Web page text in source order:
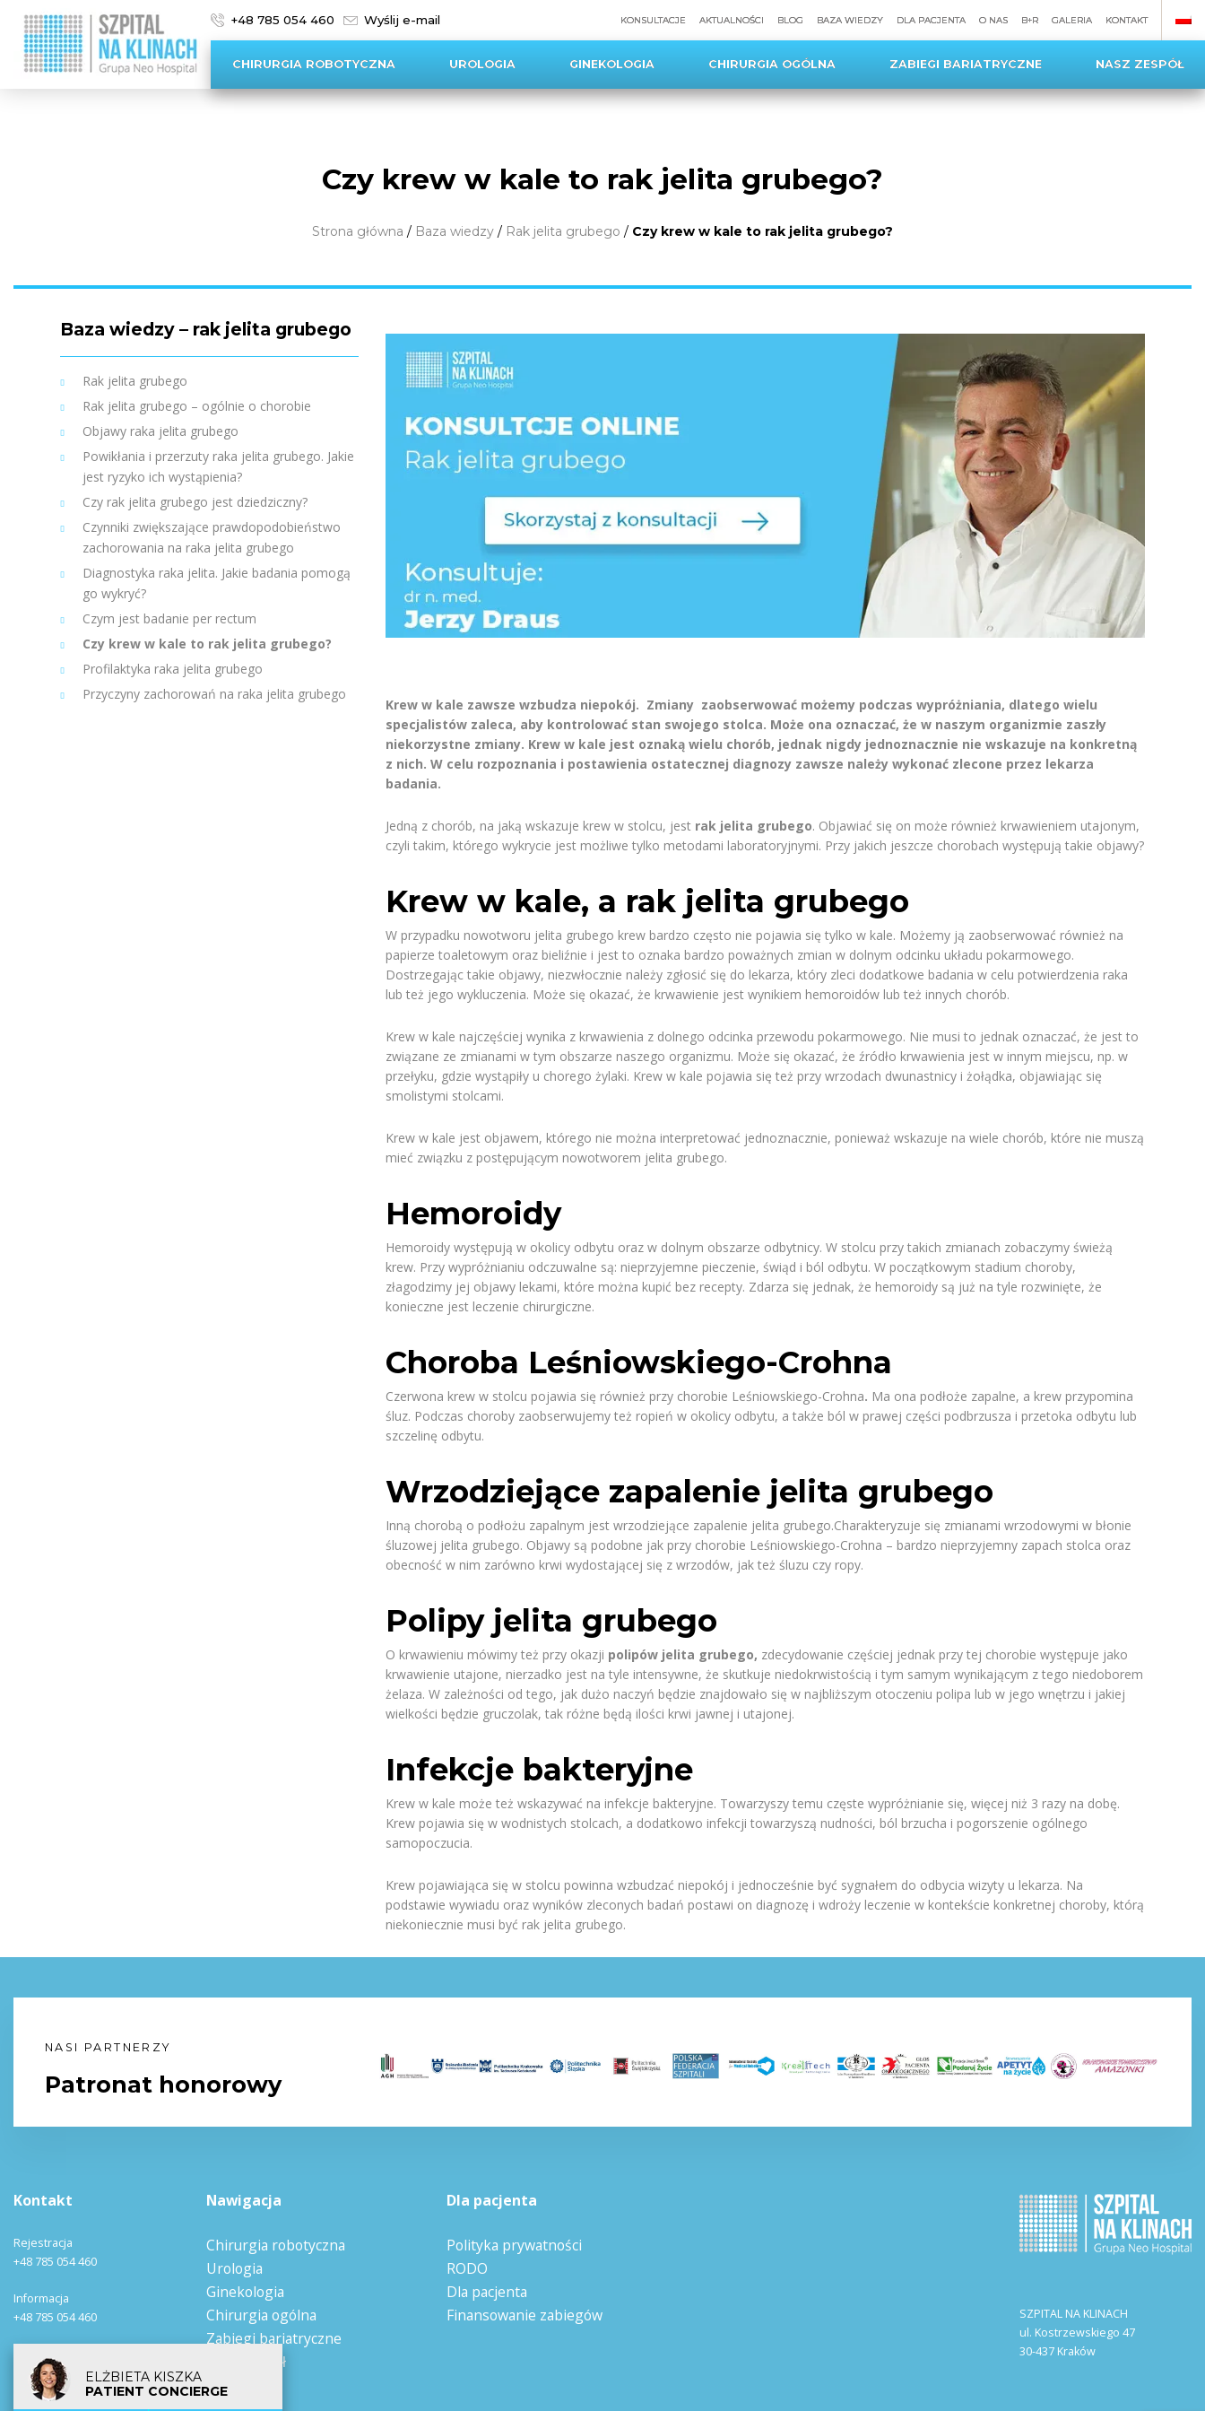
+48 785 054 460 Wyślij e-mail KONSULTACJE AKTUALNOŚCI BLOG BAZA WIEDZY DLA PACJENTA O NAS B+R GALERIA KONTAKT
CHIRURGIA ROBOTYCZNA UROLOGIA GINEKOLOGIA CHIRURGIA OGÓLNA ZABIEGI BARIATRYCZNE NASZ ZESPÓŁ
Czy krew w kale to rak jelita grubego?
Strona główna / Baza wiedzy / Rak jelita grubego / Czy krew w kale to rak jelita grubego?
Baza wiedzy – rak jelita grubego
Rak jelita grubego
Rak jelita grubego – ogólnie o chorobie
Objawy raka jelita grubego
Powikłania i przerzuty raka jelita grubego. Jakie
jest ryzyko ich wystąpienia?
Czy rak jelita grubego jest dziedziczny?
Czynniki zwiększające prawdopodobieństwo
zachorowania na raka jelita grubego
Diagnostyka raka jelita. Jakie badania pomogą
go wykryć?
Czym jest badanie per rectum
Czy krew w kale to rak jelita grubego?
Profilaktyka raka jelita grubego
Przyczyny zachorowań na raka jelita grubego
Krew w kale zawsze wzbudza niepokój. Zmiany zaobserwować możemy podczas wypróżniania, dlatego wielu
specjalistów zaleca, aby kontrolować stan swojego stolca. Może ona oznaczać, że w naszym organizmie zaszły
niekorzystne zmiany. Krew w kale jest oznaką wielu chorób, jednak nigdy jednoznacznie nie wskazuje na konkretną
z nich. W celu rozpoznania i postawienia ostatecznej diagnozy zawsze należy wykonać zlecone przez lekarza
badania.
Jedną z chorób, na jaką wskazuje krew w stolcu, jest rak jelita grubego. Objawiać się on może również krwawieniem utajonym,
czyli takim, którego wykrycie jest możliwe tylko metodami laboratoryjnymi. Przy jakich jeszcze chorobach występują takie objawy?
Krew w kale, a rak jelita grubego
W przypadku nowotworu jelita grubego krew bardzo często nie pojawia się tylko w kale. Możemy ją zaobserwować również na
papierze toaletowym oraz bieliźnie i jest to oznaka bardzo poważnych zmian w dolnym odcinku układu pokarmowego.
Dostrzegając takie objawy, niezwłocznie należy zgłosić się do lekarza, który zleci dodatkowe badania w celu potwierdzenia raka
lub też jego wykluczenia. Może się okazać, że krwawienie jest wynikiem hemoroidów lub też innych chorób.
Krew w kale najczęściej wynika z krwawienia z dolnego odcinka przewodu pokarmowego. Nie musi to jednak oznaczać, że jest to
związane ze zmianami w tym obszarze naszego organizmu. Może się okazać, że źródło krwawienia jest w innym miejscu, np. w
przełyku, gdzie wystąpiły u chorego żylaki. Krew w kale pojawia się też przy wrzodach dwunastnicy i żołądka, objawiając się
smolistymi stolcami.
Krew w kale jest objawem, którego nie można interpretować jednoznacznie, ponieważ wskazuje na wiele chorób, które nie muszą
mieć związku z postępującym nowotworem jelita grubego.
Hemoroidy
Hemoroidy występują w okolicy odbytu oraz w dolnym obszarze odbytnicy. W stolcu przy takich zmianach zobaczymy świeżą
krew. Przy wypróżnianiu odczuwalne są: nieprzyjemne pieczenie, świąd i ból odbytu. W początkowym stadium choroby,
złagodzimy jej objawy lekami, które można kupić bez recepty. Zdarza się jednak, że hemoroidy są już na tyle rozwinięte, że
konieczne jest leczenie chirurgiczne.
Choroba Leśniowskiego-Crohna
Czerwona krew w stolcu pojawia się również przy chorobie Leśniowskiego-Crohna. Ma ona podłoże zapalne, a krew przypomina
śluz. Podczas choroby zaobserwujemy też ropień w okolicy odbytu, a także ból w prawej części podbrzusza i przetoka odbytu lub
szczelinę odbytu.
Wrzodziejące zapalenie jelita grubego
Inną chorobą o podłożu zapalnym jest wrzodziejące zapalenie jelita grubego.Charakteryzuje się zmianami wrzodowymi w błonie
śluzowej jelita grubego. Objawy są podobne jak przy chorobie Leśniowskiego-Crohna – bardzo nieprzyjemny zapach stolca oraz
obecność w nim zarówno krwi wydostającej się z wrzodów, jak też śluzu czy ropy.
Polipy jelita grubego
O krwawieniu mówimy też przy okazji polipów jelita grubego, zdecydowanie częściej jednak przy tej chorobie występuje jako
krwawienie utajone, nierzadko jest na tyle intensywne, że skutkuje niedokrwistością i tym samym wynikającym z tego niedoborem
żelaza. W zależności od tego, jak dużo naczyń będzie znajdowało się w najbliższym otoczeniu polipa lub w jego wnętrzu i jakiej
wielkości będzie gruczolak, tak różne będą ilości krwi jawnej i utajonej.
Infekcje bakteryjne
Krew w kale może też wskazywać na infekcje bakteryjne. Towarzyszy temu częste wypróżnianie się, więcej niż 3 razy na dobę.
Krew pojawia się w wodnistych stolcach, a dodatkowo infekcji towarzyszą nudności, ból brzucha i pogorszenie ogólnego
samopoczucia.
Krew pojawiająca się w stolcu powinna wzbudzać niepokój i jednocześnie być sygnałem do odbycia wizyty u lekarza. Na
podstawie wywiadu oraz wyników zleconych badań postawi on diagnozę i wdroży leczenie w kontekście konkretnej choroby, którą
niekoniecznie musi być rak jelita grubego.
NASI PARTNERZY
Patronat honorowy
Kontakt
Rejestracja
+48 785 054 460
Informacja
+48 785 054 460
[email protected]
Nawigacja
Chirurgia robotyczna
Urologia
Ginekologia
Chirurgia ogólna
Zabiegi bariatryczne
Nasz zespół
Dla pacjenta
Polityka prywatności
RODO
Dla pacjenta
Finansowanie zabiegów
SZPITAL NA KLINACH
ul. Kostrzewskiego 47
30-437 Kraków
ELŻBIETA KISZKA
PATIENT CONCIERGE